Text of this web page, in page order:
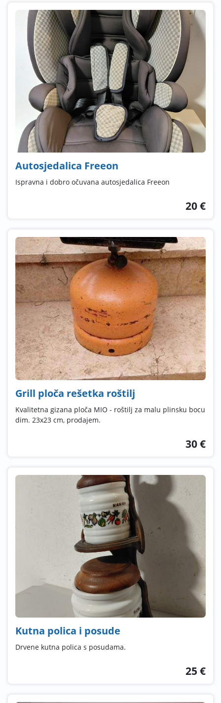
Autosjedalica Freeon
Ispravna i dobro očuvana autosjedalica Freeon
20 €
Grill ploča rešetka roštilj
Kvalitetna gizana ploča MIO - roštilj za malu plinsku bocu
dim. 23x23 cm, prodajem.
30 €
Kutna polica i posude
Drvene kutna polica s posudama.
25 €